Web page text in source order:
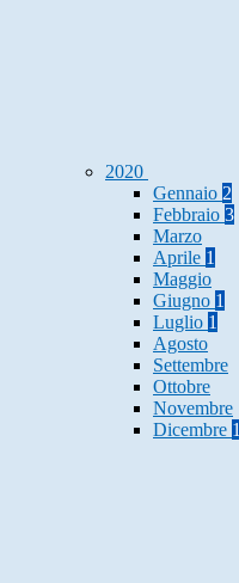
2020
Gennaio 2
Febbraio 3
Marzo
Aprile 1
Maggio
Giugno 1
Luglio 1
Agosto
Settembre
Ottobre
Novembre
Dicembre 1